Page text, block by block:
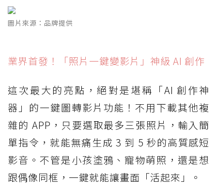
圖片來源：品牌提供
業界首發！「照片一鍵變影片」神級 AI 創作
這次最大的亮點，絕對是堪稱「AI 創作神
器」的一鍵圖轉影片功能！不用下載其他複
雜的 APP，只要選取最多三張照片，輸入簡
單指令，就能無痛生成 3 到 5 秒的高質感短
影音。不管是小孩塗鴉、寵物萌照，還是想
跟偶像同框，一鍵就能讓畫面「活起來」。